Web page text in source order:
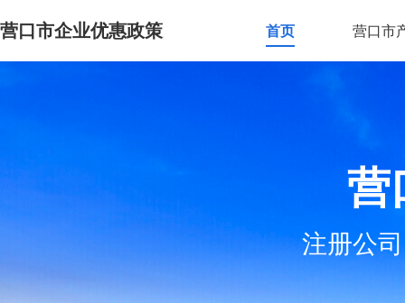
营口市企业优惠政策 首页 营口市
营
注册公